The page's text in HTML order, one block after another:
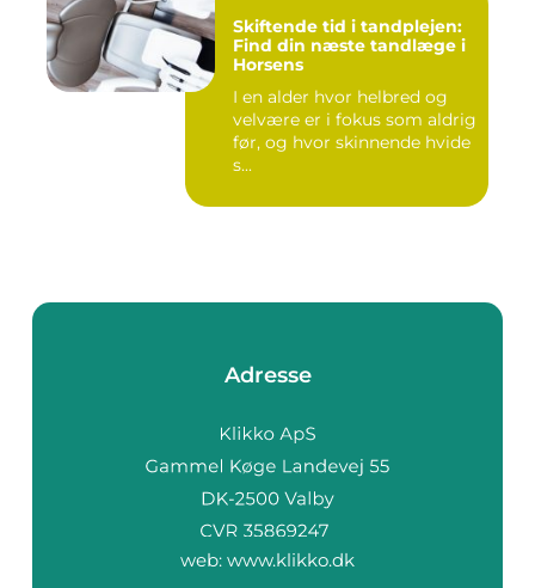
Skiftende tid i tandplejen:
Find din næste tandlæge i
Horsens
I en alder hvor helbred og
velvære er i fokus som aldrig
før, og hvor skinnende hvide
s...
Adresse
web: www.klikko.dk